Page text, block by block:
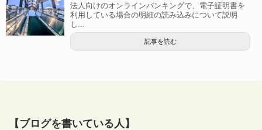
法人向けのオンラインバンキングで、電子証明書を
利用している場合の明細の読み込みについて説明
し...
記事を読む
【ブログを書いている人】